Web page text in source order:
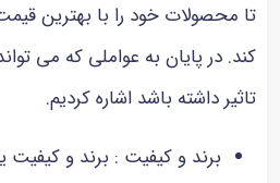
تا محصولات خود را با بهترین
کند. در پایان به عواملی که می
تاثیر داشته باشد اشاره کردیم.
برند و کیفیت : برند و